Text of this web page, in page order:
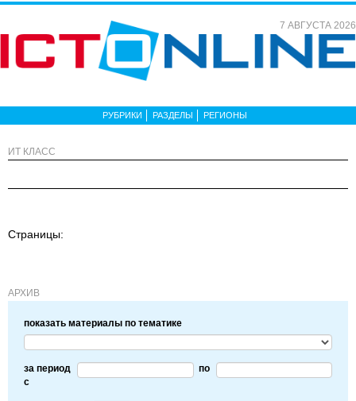
7 АВГУСТА 2026
РУБРИКИ РАЗДЕЛЫ РЕГИОНЫ
ИТ КЛАСС
Страницы:
АРХИВ
показать материалы по тематике
за период
c
по